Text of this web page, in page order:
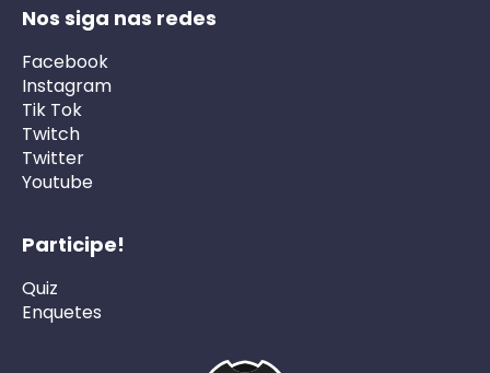
Nos siga nas redes
Facebook
Instagram
Tik Tok
Twitch
Twitter
Youtube
Participe!
Quiz
Enquetes